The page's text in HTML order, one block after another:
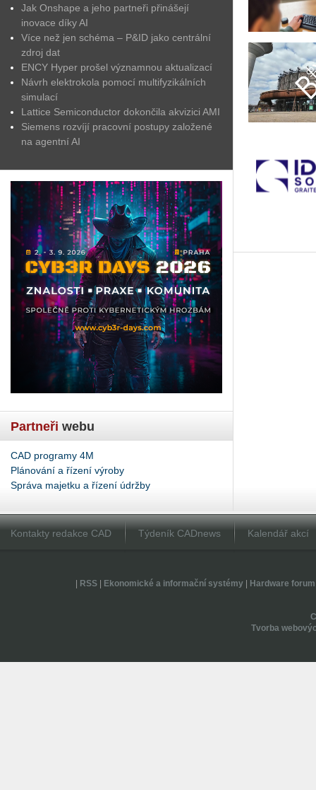
Jak Onshape a jeho partneři přinášejí
inovace díky AI
Více než jen schéma – P&ID jako centrální
zdroj dat
ENCY Hyper prošel významnou aktualizací
Návrh elektrokola pomocí multifyzikálních
simulací
Lattice Semiconductor dokončila akvizici AMI
Siemens rozvíjí pracovní postupy založené
na agentní AI
Partneři webu
CAD programy 4M
Plánování a řízení výroby
Správa majetku a řízení údržby
Kontakty redakce CAD Týdeník CADnews Kalendář akcí
RSS| Ekonomické a informační systémy| Hardware forum
Tvorba